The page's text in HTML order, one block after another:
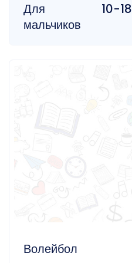
Для
мальчиков
10-18
Волейбол